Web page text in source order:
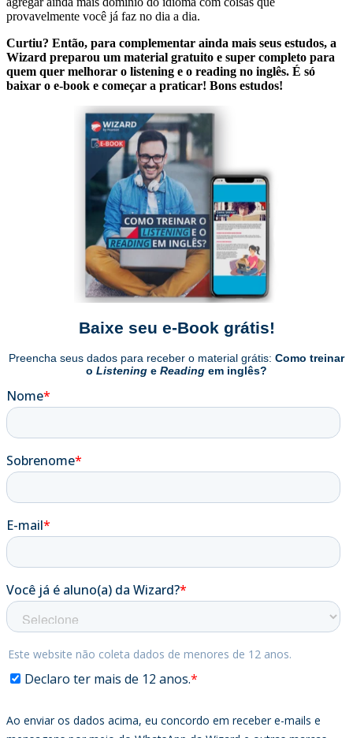
provavelmente você já faz no dia a dia.
Curtiu? Então, para complementar ainda mais seus estudos, a
Wizard preparou um material gratuito e super completo para
quem quer melhorar o listening e o reading no inglês. É só
baixar o e-book e começar a praticar! Bons estudos!